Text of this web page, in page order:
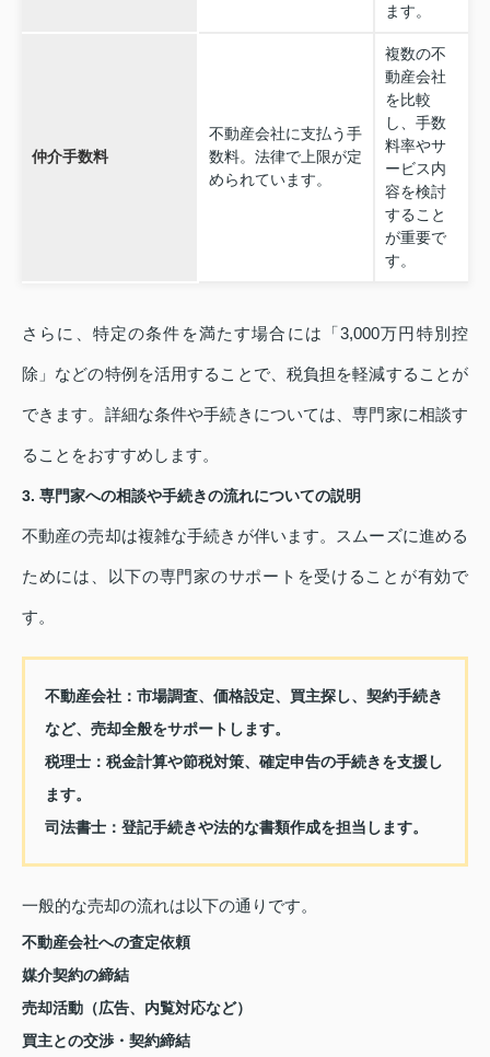
ます。
仲介手数料
不動産会社に支払う手
数料。法律で上限が定
められています。
複数の不
動産会社
を比較
し、手数
料率やサ
ービス内
容を検討
すること
が重要で
す。
さらに、特定の条件を満たす場合には「3,000万円特別控
除」などの特例を活用することで、税負担を軽減することが
できます。詳細な条件や手続きについては、専門家に相談す
ることをおすすめします。
3. 専門家への相談や手続きの流れについての説明
不動産の売却は複雑な手続きが伴います。スムーズに進める
ためには、以下の専門家のサポートを受けることが有効で
す。
不動産会社：市場調査、価格設定、買主探し、契約手続き
など、売却全般をサポートします。
税理士：税金計算や節税対策、確定申告の手続きを支援し
ます。
司法書士：登記手続きや法的な書類作成を担当します。
一般的な売却の流れは以下の通りです。
不動産会社への査定依頼
媒介契約の締結
売却活動（広告、内覧対応など）
買主との交渉・契約締結